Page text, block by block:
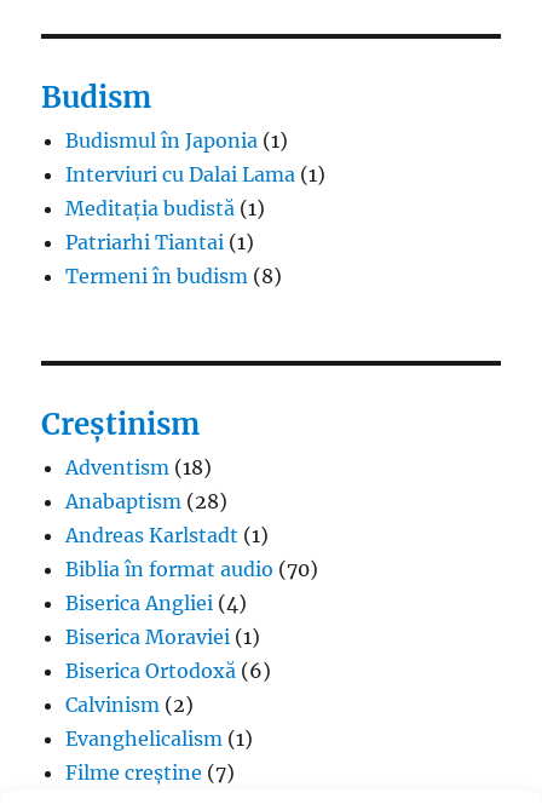
Budism
Budismul în Japonia (1)
Interviuri cu Dalai Lama (1)
Meditația budistă (1)
Patriarhi Tiantai (1)
Termeni în budism (8)
Creștinism
Adventism (18)
Anabaptism (28)
Andreas Karlstadt (1)
Biblia în format audio (70)
Biserica Angliei (4)
Biserica Moraviei (1)
Biserica Ortodoxă (6)
Calvinism (2)
Evanghelicalism (1)
Filme creștine (7)